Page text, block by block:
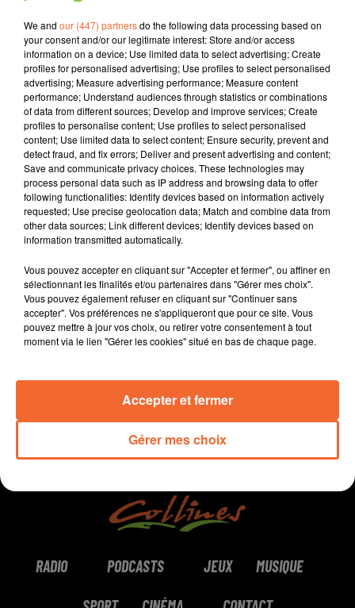
coaching
18 février 2025 - 10 min 43 sec
ON DEMANDE TROP PARDON ?
David Puaud
La voie(x) d'Alban
Tous les 15 jours le mardi, Alban nous donne des
conseils et nous amène son énergie positive.
Alban est coach et formateur au sein d'Artic
Coaching à Bressuire.
0:00 10 min 43 sec
RADIO PODCASTS JEUX MUSIQUE
We and our (447) partnersdo the following data processing based on
your consent and/or our legitimate interest: Store and/or access
information on a device; Use limited data to select advertising; Create
profiles for personalised advertising; Use profiles to select personalised
advertising; Measure advertising performance; Measure content
performance; Understand audiences through statistics or combinations
of data from different sources; Develop and improve services; Create
profiles to personalise content; Use profiles to select personalised
content; Use limited data to select content; Ensure security, prevent and
detect fraud, and fix errors; Deliver and present advertising and content;
Save and communicate privacy choices. These technologies may
process personal data such as IP address and browsing data to offer
following functionalities: Identify devices based on information actively
requested; Use precise geolocation data; Match and combine data from
other data sources; Link different devices; Identify devices based on
information transmitted automatically.
Vous pouvez accepter en cliquant sur "Accepter et fermer", ou affiner en
sélectionnant les finalités et/ou partenaires dans "Gérer mes choix".
Vous pouvez également refuser en cliquant sur "Continuer sans
accepter". Vos préférences ne s'appliqueront que pour ce site. Vous
pouvez mettre à jour vos choix, ou retirer votre consentement à tout
moment via le lien "Gérer les cookies" situé en bas de chaque page.
Gérer mes choix
Accepter et fermer